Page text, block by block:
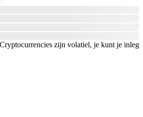
zijn volatiel, je kunt je inleg